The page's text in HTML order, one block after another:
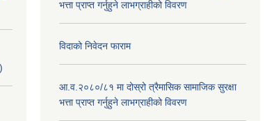
भत्ता प्राप्त गर्नुहुने लाभग्राहीको विवरण
विदाको निवेदन फाराम
आ.व.२०८०/८१ मा दोस्रो त्रैमासिक सामाजिक सुरक्षा
भत्ता प्राप्त गर्नुहुने लाभग्राहीको विवरण